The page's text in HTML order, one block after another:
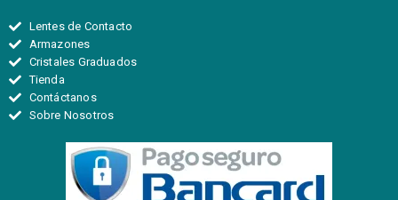
Lentes de Contacto
Armazones
Cristales Graduados
Tienda
Contáctanos
Sobre Nosotros